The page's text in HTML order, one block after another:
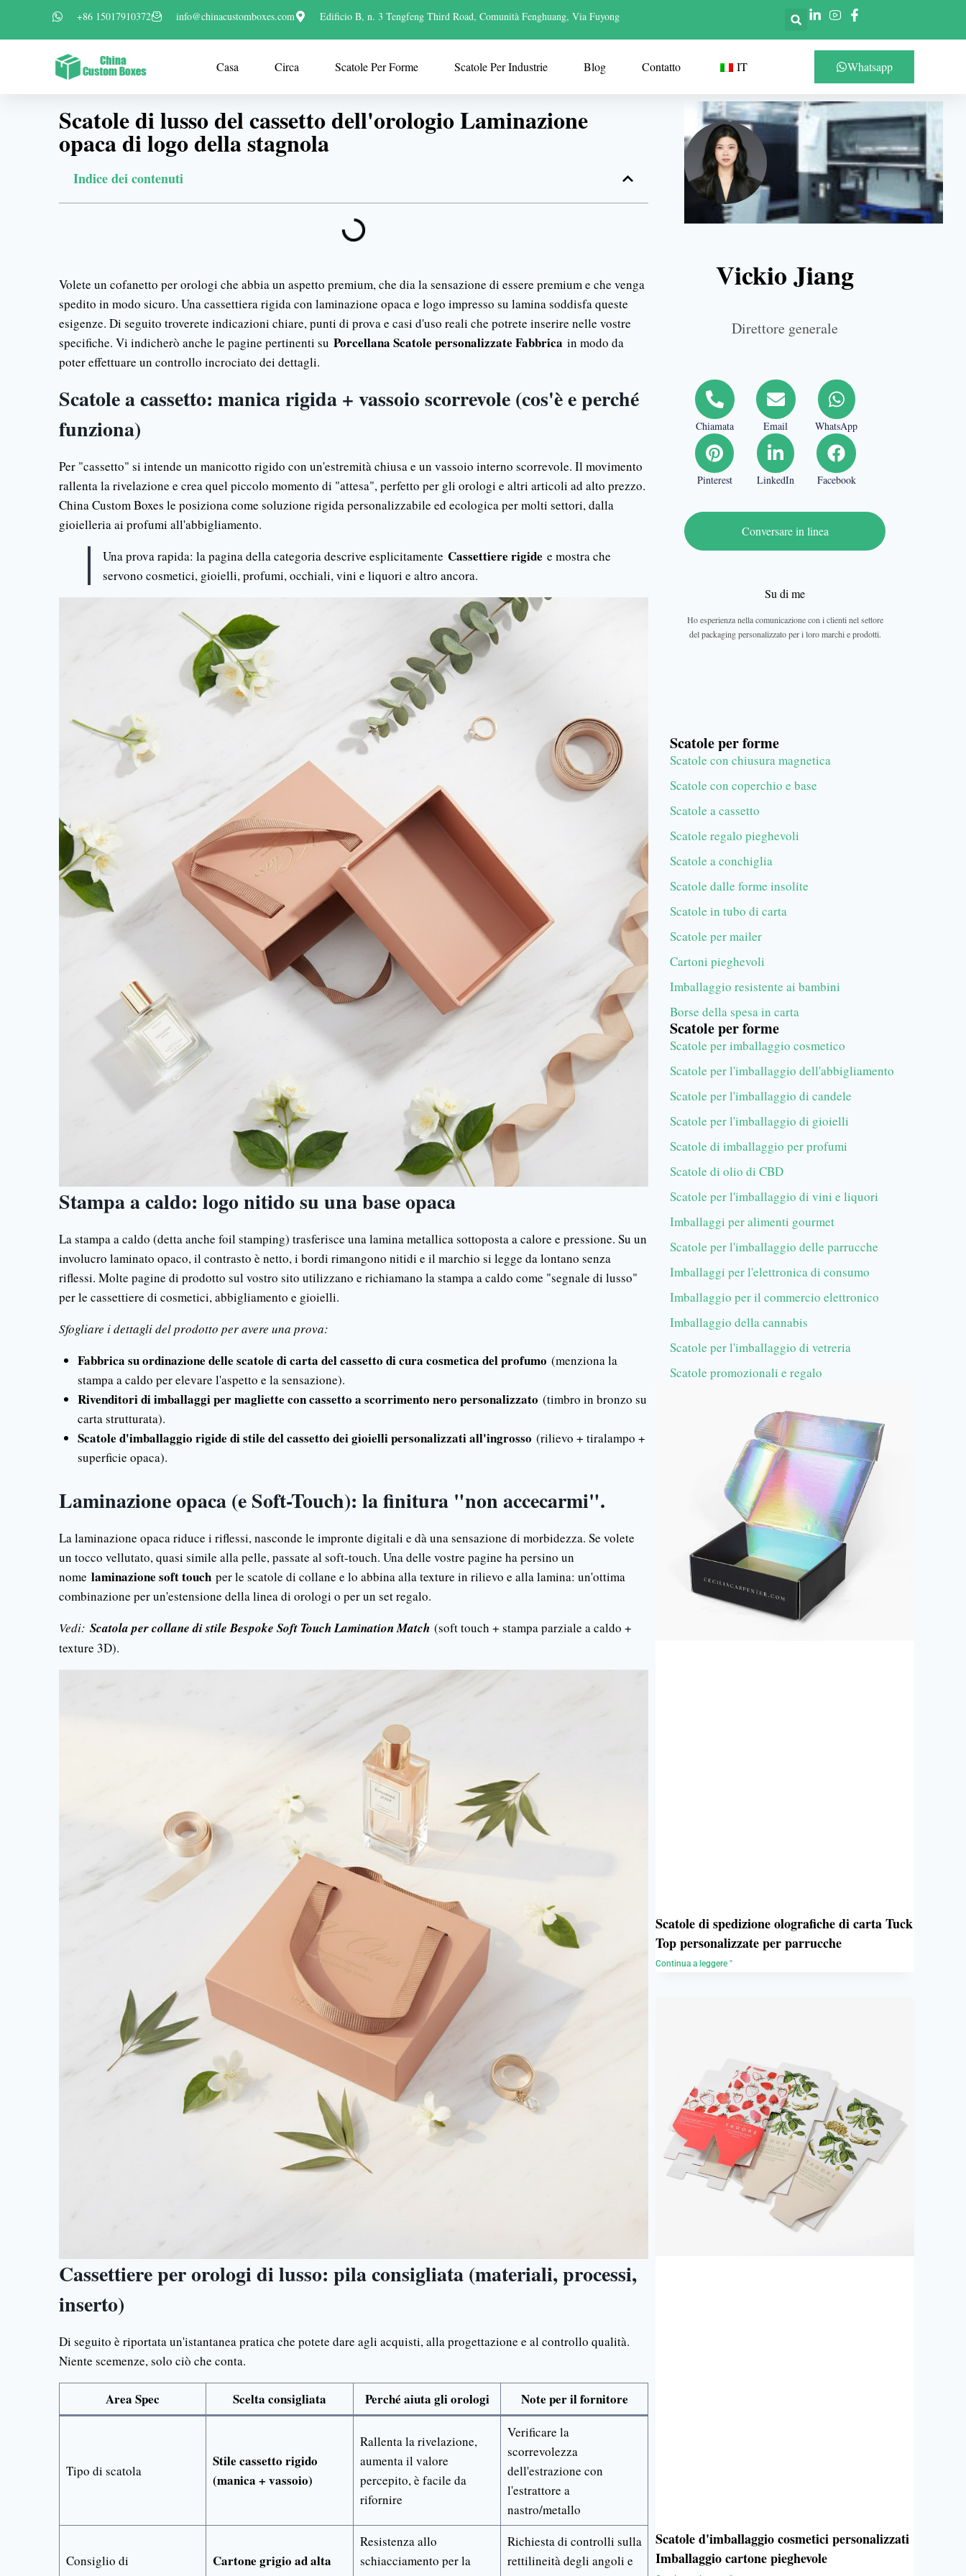
+86 15017910372 info@chinacustomboxes.com Edificio B, n. 3 Tengfeng Third Road, Comunità Fenghuang, Via Fuyong
Casa Circa Scatole Per Forme Scatole Per Industrie Blog Contatto IT Whatsapp
Scatole di lusso del cassetto dell'orologio Laminazione
opaca di logo della stagnola
Indice dei contenuti
Volete un cofanetto per orologi che abbia un aspetto premium, che dia la sensazione di essere premium e che venga
spedito in modo sicuro. Una cassettiera rigida con laminazione opaca e logo impresso su lamina soddisfa queste
esigenze. Di seguito troverete indicazioni chiare, punti di prova e casi d'uso reali che potrete inserire nelle vostre
specifiche. Vi indicherò anche le pagine pertinenti su Porcellana Scatole personalizzate Fabbrica in modo da
poter effettuare un controllo incrociato dei dettagli.
Scatole a cassetto: manica rigida + vassoio scorrevole (cos'è e perché
funziona)
Per "cassetto" si intende un manicotto rigido con un'estremità chiusa e un vassoio interno scorrevole. Il movimento
rallenta la rivelazione e crea quel piccolo momento di "attesa", perfetto per gli orologi e altri articoli ad alto prezzo.
China Custom Boxes le posiziona come soluzione rigida personalizzabile ed ecologica per molti settori, dalla
gioielleria ai profumi all'abbigliamento.
Una prova rapida: la pagina della categoria descrive esplicitamente Cassettiere rigide e mostra che
servono cosmetici, gioielli, profumi, occhiali, vini e liquori e altro ancora.
Stampa a caldo: logo nitido su una base opaca
La stampa a caldo (detta anche foil stamping) trasferisce una lamina metallica sottoposta a calore e pressione. Su un
involucro laminato opaco, il contrasto è netto, i bordi rimangono nitidi e il marchio si legge da lontano senza
riflessi. Molte pagine di prodotto sul vostro sito utilizzano e richiamano la stampa a caldo come "segnale di lusso"
per le cassettiere di cosmetici, abbigliamento e gioielli.
Sfogliare i dettagli del prodotto per avere una prova:
Fabbrica su ordinazione delle scatole di carta del cassetto di cura cosmetica del profumo (menziona la
stampa a caldo per elevare l'aspetto e la sensazione).
Rivenditori di imballaggi per magliette con cassetto a scorrimento nero personalizzato (timbro in bronzo su
carta strutturata).
Scatole d'imballaggio rigide di stile del cassetto dei gioielli personalizzati all'ingrosso (rilievo + tiralampo +
superficie opaca).
Laminazione opaca (e Soft-Touch): la finitura "non accecarmi".
La laminazione opaca riduce i riflessi, nasconde le impronte digitali e dà una sensazione di morbidezza. Se volete
un tocco vellutato, quasi simile alla pelle, passate al soft-touch. Una delle vostre pagine ha persino un
nome laminazione soft touch per le scatole di collane e lo abbina alla texture in rilievo e alla lamina: un'ottima
combinazione per un'estensione della linea di orologi o per un set regalo.
Vedi: Scatola per collane di stile Bespoke Soft Touch Lamination Match (soft touch + stampa parziale a caldo +
texture 3D).
Cassettiere per orologi di lusso: pila consigliata (materiali, processi,
inserto)
Di seguito è riportata un'istantanea pratica che potete dare agli acquisti, alla progettazione e al controllo qualità.
Niente scemenze, solo ciò che conta.
Area Spec Scelta consigliata Perché aiuta gli orologi Note per il fornitore
Tipo di scatola
Stile cassetto rigido
(manica + vassoio)
Rallenta la rivelazione,
aumenta il valore
percepito, è facile da
rifornire
Verificare la
scorrevolezza
dell'estrazione con
l'estrattore a
nastro/metallo
Consiglio di
Cartone grigio ad alta
Resistenza allo
schiacciamento per la
Richiesta di controlli sulla
rettilineità degli angoli e
Vickio Jiang
Direttore generale
Chiamata Email WhatsApp
Pinterest LinkedIn Facebook
Conversare in linea
Su di me
Ho esperienza nella comunicazione con i clienti nel settore
del packaging personalizzato per i loro marchi e prodotti.
Scatole per forme
Scatole con chiusura magnetica
Scatole con coperchio e base
Scatole a cassetto
Scatole regalo pieghevoli
Scatole a conchiglia
Scatole dalle forme insolite
Scatole in tubo di carta
Scatole per mailer
Cartoni pieghevoli
Imballaggio resistente ai bambini
Borse della spesa in carta
Scatole per forme
Scatole per imballaggio cosmetico
Scatole per l'imballaggio dell'abbigliamento
Scatole per l'imballaggio di candele
Scatole per l'imballaggio di gioielli
Scatole di imballaggio per profumi
Scatole di olio di CBD
Scatole per l'imballaggio di vini e liquori
Imballaggi per alimenti gourmet
Scatole per l'imballaggio delle parrucche
Imballaggi per l'elettronica di consumo
Imballaggio per il commercio elettronico
Imballaggio della cannabis
Scatole per l'imballaggio di vetreria
Scatole promozionali e regalo
Scatole di spedizione olografiche di carta Tuck
Top personalizzate per parrucche
Continua a leggere "
Scatole d'imballaggio cosmetici personalizzati
Imballaggio cartone pieghevole